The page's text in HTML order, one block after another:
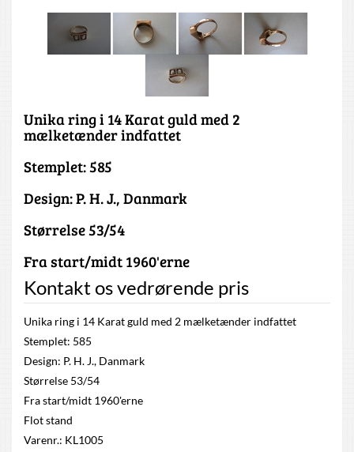
Unika ring i 14 Karat guld med 2
mælketænder indfattet
Stemplet: 585
Design: P. H. J., Danmark
Størrelse 53/54
Fra start/midt 1960'erne
Kontakt os vedrørende pris
Unika ring i 14 Karat guld med 2 mælketænder indfattet
Stemplet: 585
Design: P. H. J., Danmark
Størrelse 53/54
Fra start/midt 1960'erne
Flot stand
Varenr.: KL1005